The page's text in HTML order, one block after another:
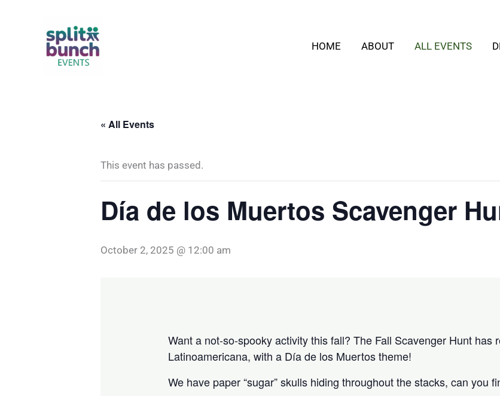
HOME ABOUT ALL EVENTS
« All Events
This event has passed.
Día de los Muertos Scavenger
October 2, 2025 @ 12:00 am
Want a not-so-spooky activity this fall? The Fall Scavenger Hunt has
Latinoamericana, with a Día de los Muertos theme!
We have paper “sugar” skulls hiding throughout the stacks, can you